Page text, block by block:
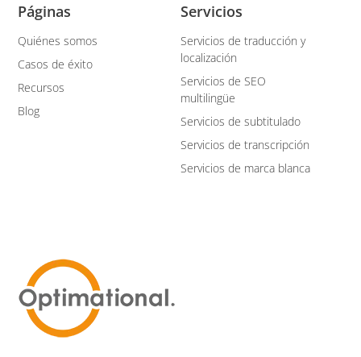
Servicios
Servicios de traducción y
localización
Servicios de SEO
multilingüe
Servicios de subtitulado
Servicios de transcripción
Servicios de marca blanca
Páginas
Quiénes somos
Casos de éxito
Recursos
Blog